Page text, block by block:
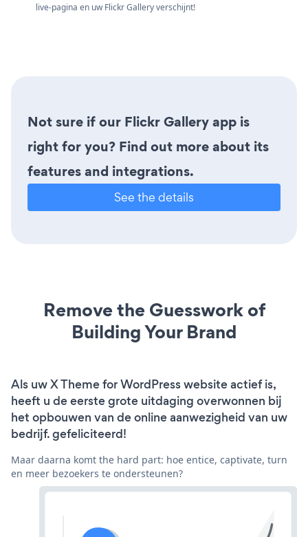
live-pagina en uw Flickr Gallery verschijnt!
Not sure if our Flickr Gallery app is
right for you? Find out more about its
features and integrations.
See the details
Remove the Guesswork of
Building Your Brand
Als uw X Theme for WordPress website actief is,
heeft u de eerste grote uitdaging overwonnen bij
het opbouwen van de online aanwezigheid van uw
bedrijf. gefeliciteerd!
Maar daarna komt the hard part: hoe entice, captivate, turn
en meer bezoekers te ondersteunen?